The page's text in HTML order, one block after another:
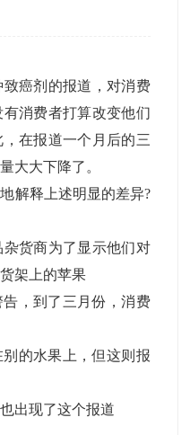
癌剂的报道，对消费
消费者打算改变他们
在报道一个月后的三
大大下降了。
解释上述明显的差异?
货商为了显示他们对
架上的苹果
，到了三月份，消费
的水果上，但这则报
出现了这个报道